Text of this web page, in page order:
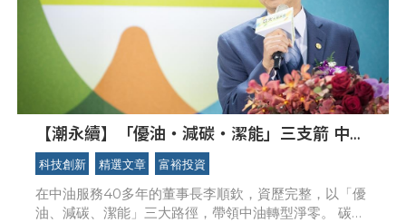
【潮永續】「優油‧減碳‧潔能」三支箭 中油
如何綠色轉型、前瞻部署？
科技創新 精選文章 富裕投資
在中油服務40多年的董事長李順欽，資歷完整，以「優
油、減碳、潔能」三大路徑，帶領中油轉型淨零。 碳定